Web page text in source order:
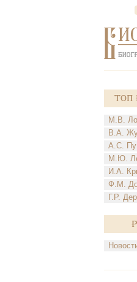
Топ
М.В.
В.А.
А.С.
М.Ю.
И.А.
Ф.М.
Г.Р.